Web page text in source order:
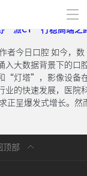
“派CT”行稳高端之
者今日口腔 如今，数
入大数据背景下的口
“灯塔”，影像设备
业的快速发展，医院
正呈爆发式增长。然
顶部